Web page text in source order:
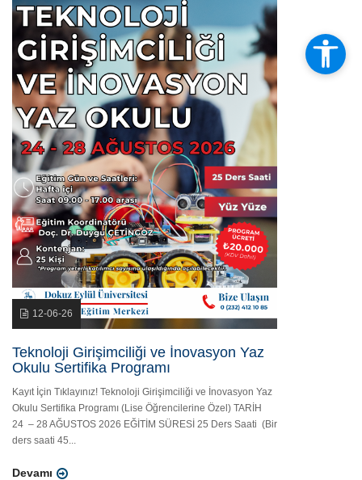
12-06-26
Teknoloji Girişimciliği ve İnovasyon Yaz
Okulu Sertifika Programı
Kayıt İçin Tıklayınız! Teknoloji Girişimciliği ve İnovasyon Yaz
Okulu Sertifika Programı (Lise Öğrencilerine Özel) TARİH
24 – 28 AĞUSTOS 2026 EĞİTİM SÜRESİ 25 Ders Saati (Bir
ders saati 45...
Devamı